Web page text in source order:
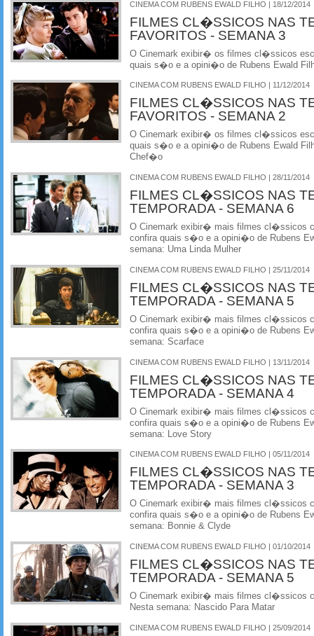
CINEMA COM RUBENS EWALD FILHO | 18/12/2014
FILMES CL�SSICOS NAS
FAVORITOS - SEMANA 3
O Cinemark exibir� os filmes cl�ssicos
quais s�o e a opini�o de Rubens Ewald
CINEMA COM RUBENS EWALD FILHO | 11/12/2014
FILMES CL�SSICOS NAS
FAVORITOS - SEMANA 2
O Cinemark exibir� os filmes cl�ssicos
quais s�o e a opini�o de Rubens Ewald
Chef�o
CINEMA COM RUBENS EWALD FILHO | 28/11/2014
FILMES CL�SSICOS NAS
TEMPORADA - SEMANA 6
O Cinemark exibir� mais filmes cl�ssicos
confira quais s�o e a opini�o de Rubens
semana: Uma Linda Mulher
CINEMA COM RUBENS EWALD FILHO | 25/11/2014
FILMES CL�SSICOS NAS
TEMPORADA - SEMANA 5
O Cinemark exibir� mais filmes cl�ssicos
confira quais s�o e a opini�o de Rubens
semana: Scarface
CINEMA COM RUBENS EWALD FILHO | 13/11/2014
FILMES CL�SSICOS NAS
TEMPORADA - SEMANA 4
O Cinemark exibir� mais filmes cl�ssicos
confira quais s�o e a opini�o de Rubens
semana: Love Story
CINEMA COM RUBENS EWALD FILHO | 05/11/2014
FILMES CL�SSICOS NAS
TEMPORADA - SEMANA 3
O Cinemark exibir� mais filmes cl�ssicos
confira quais s�o e a opini�o de Rubens
semana: Bonnie & Clyde
CINEMA COM RUBENS EWALD FILHO | 01/10/2014
FILMES CL�SSICOS NAS
TEMPORADA - SEMANA 5
O Cinemark exibir� mais filmes cl�ssicos
Nesta semana: Nascido Para Matar
CINEMA COM RUBENS EWALD FILHO | 25/09/2014